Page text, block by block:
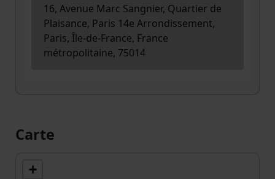
16, Avenue Marc Sangnier, Quartier de
Plaisance, Paris 14e Arrondissement,
Paris, Île-de-France, France
métropolitaine, 75014
Carte
+